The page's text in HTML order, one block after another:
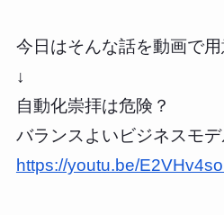
今日はそんな話を動画で用
↓
自動化崇拝は危険？
バランスよいビジネスモデ
https://youtu.be/